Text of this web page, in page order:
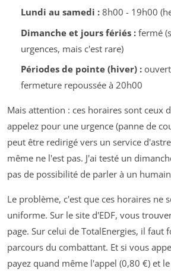
Lundi au samedi :8h00 - 19h00
Dimanche et jours fériés :fermé
urgences, mais c'est rare)
Périodes de pointe (hiver) :
fermeture repoussée à 20h00
Mais attention : ces horaires sont ceux
appelez pour une urgence (panne de
peut être redirigé vers un service
même ne l'est pas. J'ai testé un
pas de possibilité de parler à un
Le problème, c'est que ces horaires ne
uniforme. Sur le site d'EDF, vous
page. Sur celui de TotalEnergies, il faut
parcours du combattant. Et si vous
payez quand même l'appel (0,80 €) et